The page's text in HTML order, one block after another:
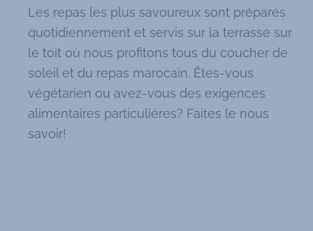
Les repas les plus savoureux sont préparés
quotidiennement et servis sur la terrasse sur
le toit où nous profitons tous du coucher de
soleil et du repas marocain. Êtes-vous
végétarien ou avez-vous des exigences
alimentaires particulières? Faites le nous
savoir!